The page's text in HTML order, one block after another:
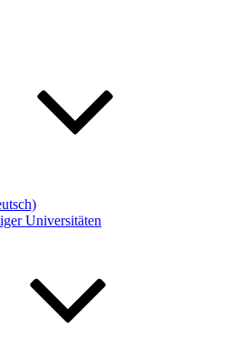
Universitäten